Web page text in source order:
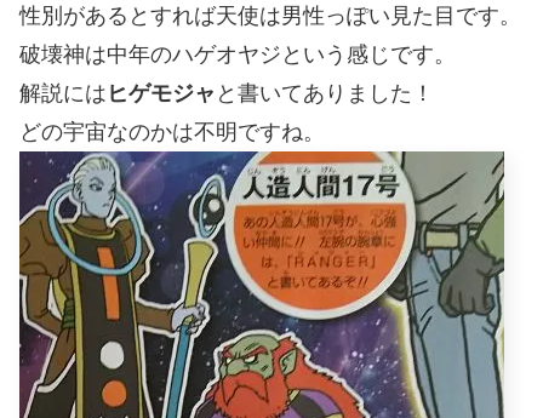
性別があるとすれば天使は男性っぽい見た目です。
破壊神は中年のハゲオヤジという感じです。
解説には ヒゲモジャ と書いてありました！
どの宇宙なのかは不明ですね。